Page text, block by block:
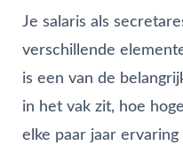
Je salaris als
verschillende
is een van de
in het vak zit, hoe
elke paar jaar